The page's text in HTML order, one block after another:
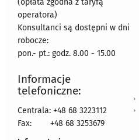
(opłata zgodna z taryfą
operatora)
Konsultanci są dostępni w dni
robocze:
pon.- pt.: godz. 8.00 - 15.00
Informacje
telefoniczne:
Centrala: +48 68 3223112
Fax:
+48 68 3253679